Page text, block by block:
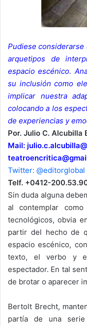
Pudiese
arquetipos de
espacio escénico.
su inclusión como
implicar nuestra
colocando a los
de experiencias y
Por. Julio C. Alcubilla
Mail:
Twitter: @editorglobal
Telf. +0412-
Sin duda alguna
al contemplar
tecnológicos, obvia
partir del hecho de
espacio escénico,
texto, el verbo y
espectador. En tal
de brotar o aparecer
Bertolt Brecht,
partía de una